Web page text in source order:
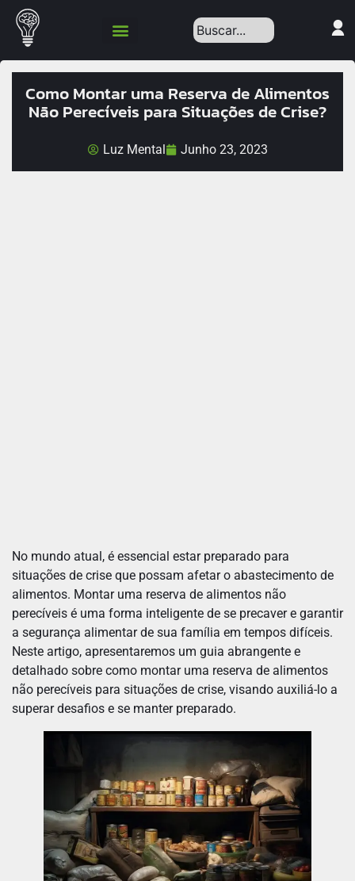
Como Montar uma Reserva de Alimentos
Não Perecíveis para Situações de Crise?
Luz Mental Junho 23, 2023
No mundo atual, é essencial estar preparado para
situações de crise que possam afetar o abastecimento de
alimentos. Montar uma reserva de alimentos não
perecíveis é uma forma inteligente de se precaver e garantir
a segurança alimentar de sua família em tempos difíceis.
Neste artigo, apresentaremos um guia abrangente e
detalhado sobre como montar uma reserva de alimentos
não perecíveis para situações de crise, visando auxiliá-lo a
superar desafios e se manter preparado.